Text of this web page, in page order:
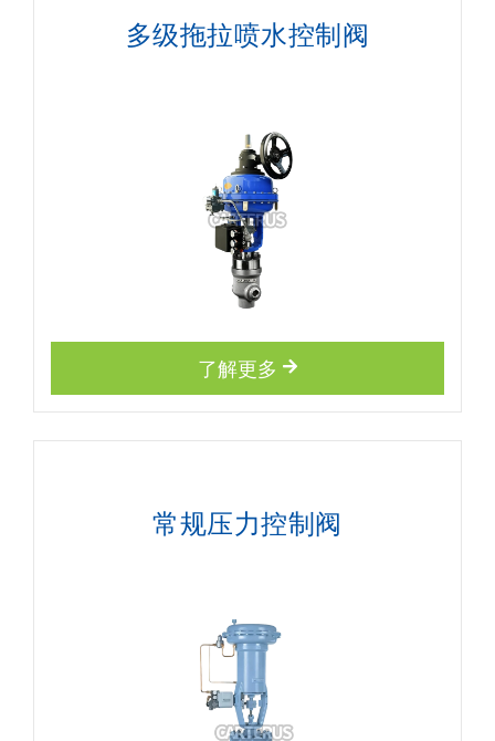
多级拖拉喷水控制阀
了解更多
常规压力控制阀